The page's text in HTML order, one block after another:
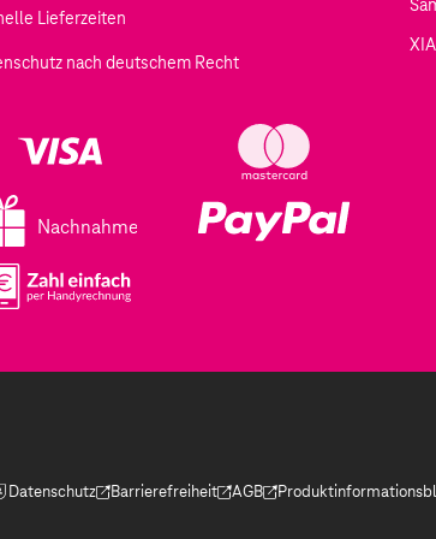
Tab geöffnet)
Tab geöffnet)
Lieferzeiten
nach deutschem Recht
Nachnahme
einem neuen Tab geöffnet)
Datenschutz
Link wird in einem neuen Tab geöffnet)
Barrierefreiheit
(Der Link wird in einem neuen Tab geöffnet)
AGB
(Der Link wird in einem
(Der Link wird in